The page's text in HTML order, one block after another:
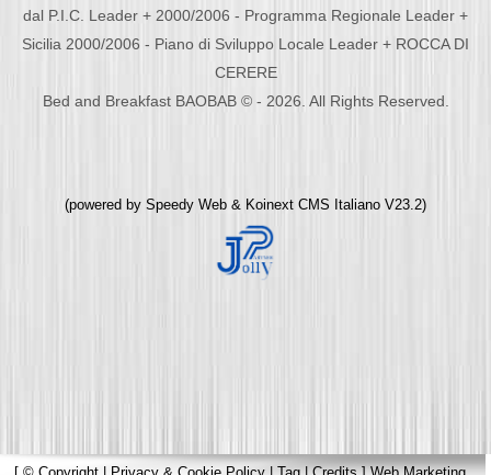
dal P.I.C. Leader + 2000/2006 - Programma Regionale Leader +
Sicilia 2000/2006 - Piano di Sviluppo Locale Leader + ROCCA DI
CERERE
Bed and Breakfast BAOBAB © - 2026. All Rights Reserved.
(powered by Speedy Web & Koinext CMS Italiano V23.2)